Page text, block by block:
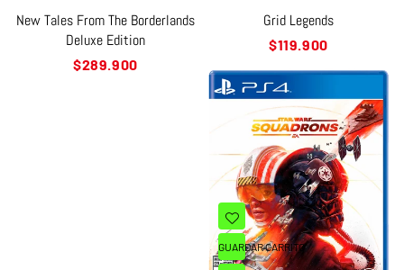
New Tales From The Borderlands
Deluxe Edition
Precio
$289.900
Grid Legends
Precio
$119.900
GUARDAR CARRITO